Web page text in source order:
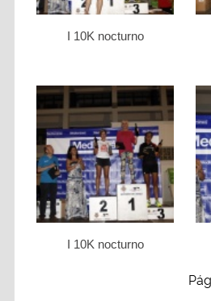
I 10K nocturno
I 10K nocturno